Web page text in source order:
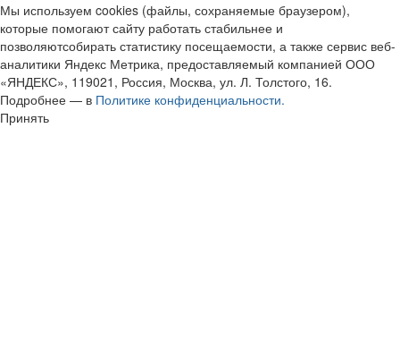
Мы используем cookies (файлы, сохраняемые браузером),
которые помогают сайту работать стабильнее и
позволяютсобирать статистику посещаемости, а также сервис веб-
аналитики Яндекс Метрика, предоставляемый компанией ООО
«ЯНДЕКС», 119021, Россия, Москва, ул. Л. Толстого, 16.
Подробнее — в Политике конфиденциальности.
Принять